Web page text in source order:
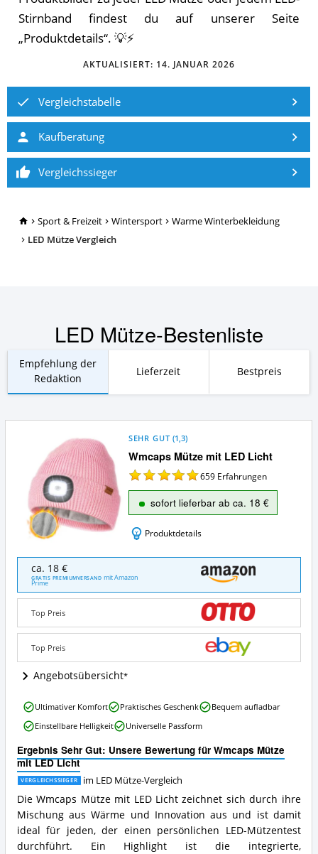
TopRatgeber24.de
Sport & Freizeit Wintersport
Warme Winterbekleidung
LED Mütze Vergleich
Stirnband findest du auf unserer Seite
„Produktdetails“. 💡⚡️
AKTUALISIERT: 14. JANUAR 2026
Vergleichstabelle
Kaufberatung
Vergleichssieger
LED Mütze-Bestenliste
Empfehlung der
Redaktion
Lieferzeit Bestpreis
Wmcaps Mütze mit LED Licht
SEHR GUT (1,3)
659 Erfahrungen
sofort lieferbar ab ca. 18 €
Produktdetails
Wmcaps
Mütze
LED
Licht
Angebote:
diese
LED
erhältlich?
ca. 18 €
GRATIS PREMIUMVERSAND mit Amazon
Prime
Top Preis
Top Preis
Angebotsübersicht
Ergebnis Sehr Gut: Unsere Bewertung für Wmcaps Mütze
mit LED Licht
VERGLEICHSSIEGER im LED Mütze-Vergleich
Die Wmcaps Mütze mit LED Licht zeichnet sich durch ihre
Mischung aus Wärme und Innovation aus und ist damit
ideal für jeden, der einen persönlichen LED-Mützentest
durchführt. Ein Highlight ist die integrierte,
Wmcaps
Mütze
mit
Licht
Vorteile:
Was
spricht
für
diese
LED
Mütze?
Ultimativer Komfort Praktisches Geschenk
Bequem aufladbar
Einstellbare Helligkeit
Universelle Passform